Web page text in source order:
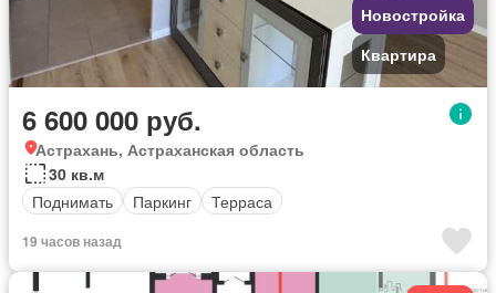
Новостройка
Квартира
6 600 000 руб.
Астрахань, Астраханская область
30 кв.м
Поднимать
Паркинг Терраса
19 часов назад